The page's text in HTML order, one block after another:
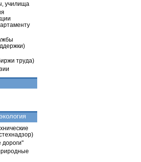
училища
труда)